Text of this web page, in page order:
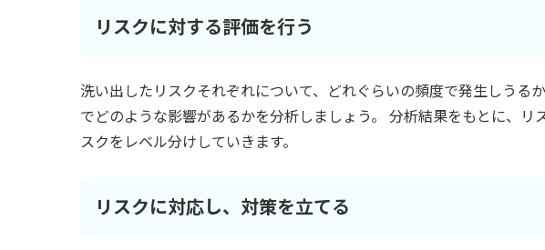
リスクに対する評価を行う
洗い出したリスクそれぞれについて、どれぐらいの頻度で発生しうる
でどのような影響があるかを分析しましょう。 分析結果をもとに、リ
スクをレベル分けしていきます。
リスクに対応し、対策を立てる